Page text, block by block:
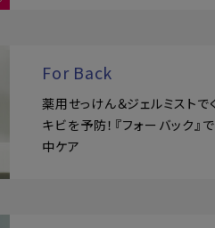
For Back
薬用せっけん＆ジェルミストで
キビを予防！『フォーバック』
中ケア